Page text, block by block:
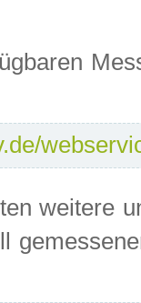
weitere